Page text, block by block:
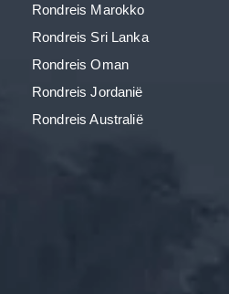
Rondreis Marokko
Rondreis Sri Lanka
Rondreis Oman
Rondreis Jordanië
Rondreis Australië